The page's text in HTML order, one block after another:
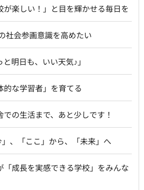
が楽しい！」と目を輝かせる毎日を
社会参画意識を高めたい
明日も、いい天気♪」
的な学習者」を育てる
の生活まで、あと少しです！
、「ここ」から、「未来」へ
「成長を実感できる学校」をみんな